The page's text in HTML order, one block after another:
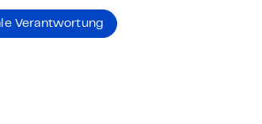
Verantwortung